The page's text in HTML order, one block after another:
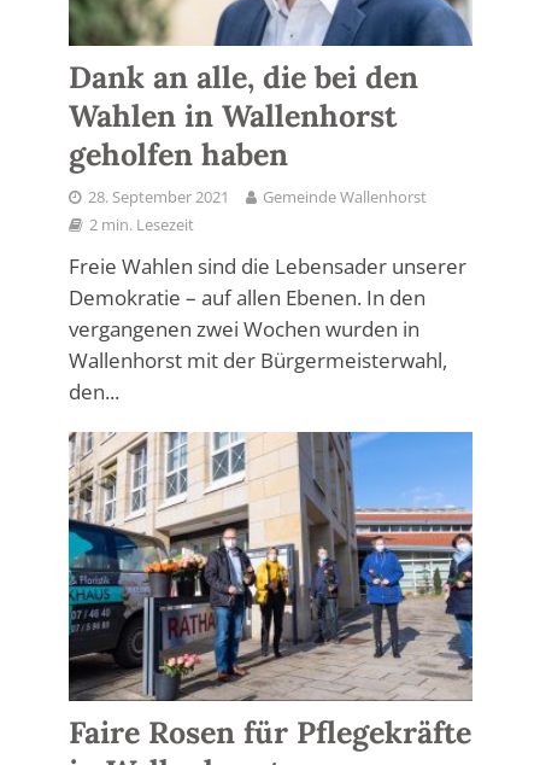
Dank an alle, die bei den
Wahlen in Wallenhorst
geholfen haben
28. September 2021
Gemeinde Wallenhorst
2 min. Lesezeit
Freie Wahlen sind die Lebensader unserer
Demokratie – auf allen Ebenen. In den
vergangenen zwei Wochen wurden in
Wallenhorst mit der Bürgermeisterwahl,
den...
Faire Rosen für Pflegekräfte